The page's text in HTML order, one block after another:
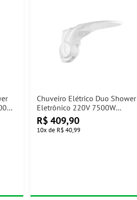
Chuveiro Elétrico Duo Shower
Eletrônico 220V 7500W
Lorenzetti
R$ 409,90
10x de R$ 40,99